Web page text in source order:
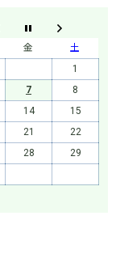
金
土
1
7
8
14
15
21
22
28
29